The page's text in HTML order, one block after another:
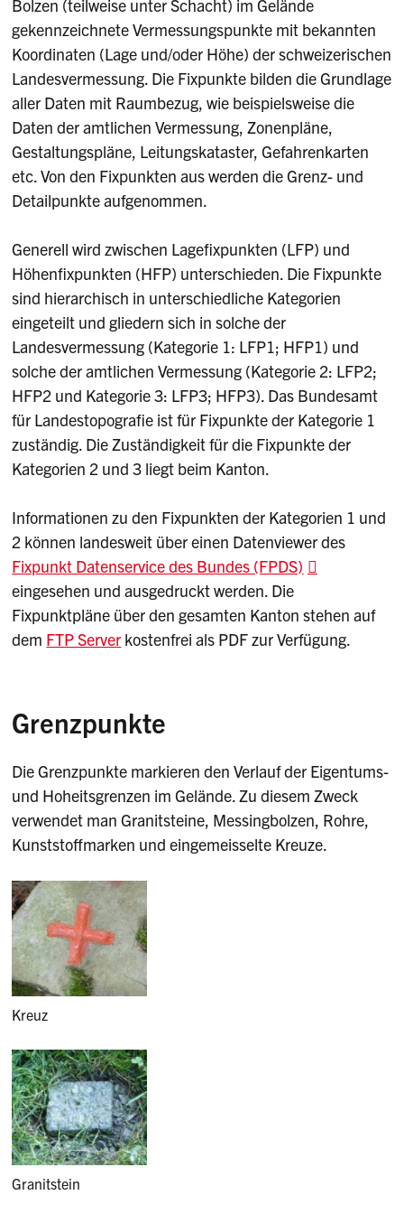
Bodenbedeckung (Gebäude, Acker/Wiese,
Wald, Gewässer, Verkehrswege, ...)
Einzelobjekte (Mauern, Gleisachsen,
Hochspannungsleitungen, Seilbahnen, ...)
Höhen (Digitales Geländemodell)
Nomenklatur (Orts- und Flurnamen)
Liegenschaften (Grundstücke sowie
selbständige und dauernde Rechte)
Rohrleitungen (Leitungen gemäss eidgen.
Rohrleitungsgesetz, z. B. Gas)
Hoheitsgrenzen
Dauernde Bodenverschiebungen
Gebäudeadressen
Administrative Einteilung (Planeinteilung,
Toleranzstufeneinteilung, ...)
Bolzen (teilweise unter Schacht) im Gelände
gekennzeichnete Vermessungspunkte mit bekannten
Koordinaten (Lage und/oder Höhe) der schweizerischen
Landesvermessung. Die Fixpunkte bilden die Grundlage
aller Daten mit Raumbezug, wie beispielsweise die
Daten der amtlichen Vermessung, Zonenpläne,
Gestaltungspläne, Leitungskataster, Gefahrenkarten
etc. Von den Fixpunkten aus werden die Grenz- und
Detailpunkte aufgenommen.
Generell wird zwischen Lagefixpunkten (LFP) und
Höhenfixpunkten (HFP) unterschieden. Die Fixpunkte
sind hierarchisch in unterschiedliche Kategorien
eingeteilt und gliedern sich in solche der
Landesvermessung (Kategorie 1: LFP1; HFP1) und
solche der amtlichen Vermessung (Kategorie 2: LFP2;
HFP2 und Kategorie 3: LFP3; HFP3). Das Bundesamt
für Landestopografie ist für Fixpunkte der Kategorie 1
zuständig. Die Zuständigkeit für die Fixpunkte der
Kategorien 2 und 3 liegt beim Kanton.
Informationen zu den Fixpunkten der Kategorien 1 und
2 können landesweit über einen Datenviewer des
Fixpunkt Datenservice des Bundes (FPDS)
eingesehen und ausgedruckt werden. Die
Fixpunktpläne über den gesamten Kanton stehen auf
dem FTP Server kostenfrei als PDF zur Verfügung.
Grenzpunkte
Die Grenzpunkte markieren den Verlauf der Eigentums-
und Hoheitsgrenzen im Gelände. Zu diesem Zweck
verwendet man Granitsteine, Messingbolzen, Rohre,
Kunststoffmarken und eingemeisselte Kreuze.
Kreuz
Granitstein